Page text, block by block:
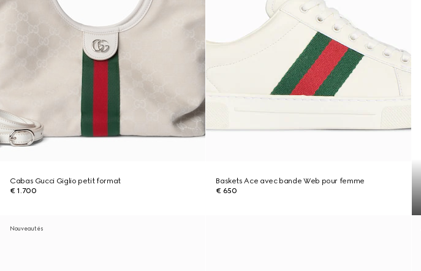
Cabas Gucci Giglio petit format
€ 1.700
Baskets Ace avec bande Web pour femme
€ 650
Nouveautés